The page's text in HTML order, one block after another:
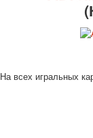
На всех игральных